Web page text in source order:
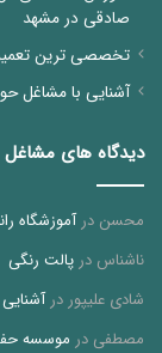
صادقی در مشهد
تخصصی ترین
آشنایی با مشاغل
دیدگاه های مشاغل
محسن درآموزشگاه
ناشناس در پالت رنگی
شادی علیپور در
مصطفی در موسسه